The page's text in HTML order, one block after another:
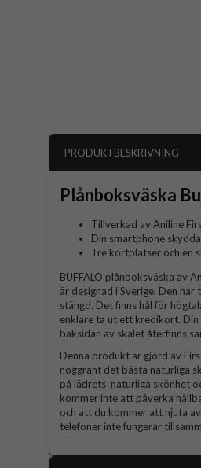
PRODUKTBESKRIVNING
Plånboksväska
Tillverkad av Aniline
Din smartphone
Tre kortplatser och en
BUFFALO plånboksväska av
är designad i Sverige. Den
stängd. Det finns hål för
enklare ta ut ett kredikort. Din
baksidan av skalet återfinns
Denna produkt är gjord av
noggrant det bästa naturliga
på lädrets naturliga skönhet
kommer inte att påverka
och att du kommer att njuta
telefoner inte fungerar